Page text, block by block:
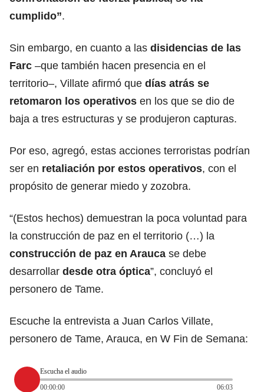
cumplido”.
Sin embargo, en cuanto a las disidencias de las
Farc –que también hacen presencia en el
territorio–, Villate afirmó que días atrás se
retomaron los operativos en los que se dio de
baja a tres estructuras y se produjeron capturas.
Por eso, agregó, estas acciones terroristas podrían
ser en retaliación por estos operativos, con el
propósito de generar miedo y zozobra.
“(Estos hechos) demuestran la poca voluntad para
la construcción de paz en el territorio (…) la
construcción de paz en Arauca se debe
desarrollar desde otra óptica”, concluyó el
personero de Tame.
Escuche la entrevista a Juan Carlos Villate,
personero de Tame, Arauca, en W Fin de Semana:
Escucha el audio
00:00:00
06:03